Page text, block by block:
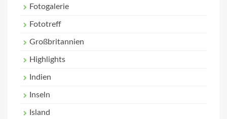
Fotogalerie
Fototreff
Großbritannien
Highlights
Indien
Inseln
Island